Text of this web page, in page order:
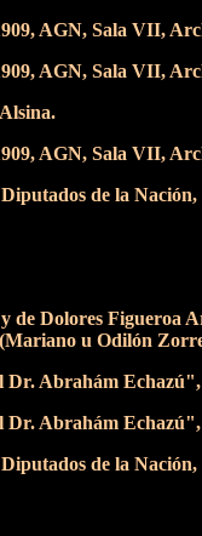
AGN, Sala VII,
AGN, Sala VII,
AGN, Sala VII,
de la
de Dolores Figueroa
u Odilón
Dr. Abrahám
Dr. Abrahám
de la